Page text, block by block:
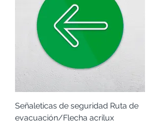
Señaleticas de seguridad Ruta de
evacuación/Flecha acrilux